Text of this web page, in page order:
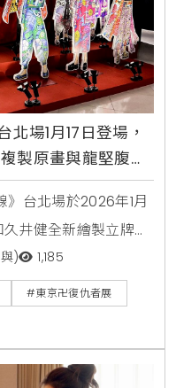
場1月17日登場，
製原畫與龍堅腹肌
》台北場於2026年1月
井健全新繪製立牌、
的腹肌」展品，並販
) 1,185
#東京卍復仇者展